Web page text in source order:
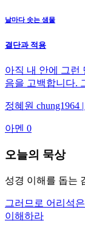
날마다 솟는 샘물
결단과 적용
아직 내 안에 그런
음을 고백합니다.
정혜원 chung1964
아멘 0
오늘의 묵상
성경 이해를 돕는
그러므로 어리석
이해하라